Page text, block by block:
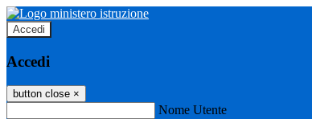
Accedi
Accedi
button close ×
Nome Utente